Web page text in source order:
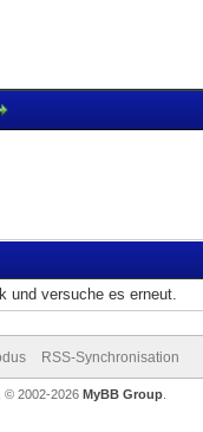
und versuche es erneut.
RSS-Synchronisation
, © 2002-2026 MyBB Group